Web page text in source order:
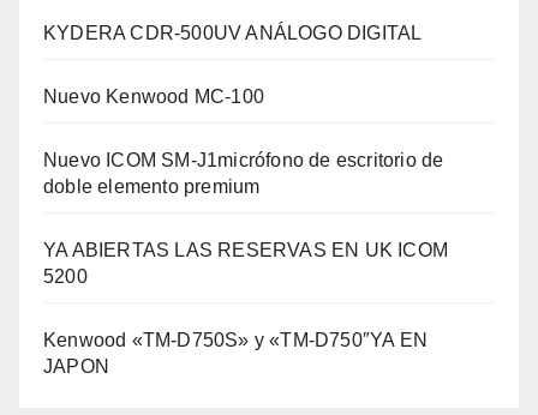
KYDERA CDR-500UV ANÁLOGO DIGITAL
Nuevo Kenwood MC-100
Nuevo ICOM SM-J1micrófono de escritorio de
doble elemento premium
YA ABIERTAS LAS RESERVAS EN UK ICOM
5200
Kenwood «TM-D750S» y «TM-D750″YA EN
JAPON